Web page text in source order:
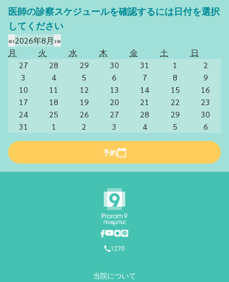
医師の診察スケジュールを確認するには日付を選択
してください
«‹2026年8月›»
月
火 水 木 金 土
日
27
28 29 30 31 1
2
3
4 5 6 7 8
9
10
11 12 13 14 15
16
17
18 19 20 21 22
23
24
25 26 27 28 29
30
31
1 2 3 4 5 6
予約
1270
当院について